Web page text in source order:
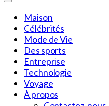
Maison
Célébrités
Mode de Vie
Des sports
Entreprise
Technologie
Voyage
À propos